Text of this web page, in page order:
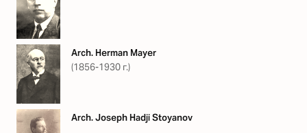
Arch. Herman Mayer
(1856-1930 г.)
Arch. Joseph Hadji Stoyanov